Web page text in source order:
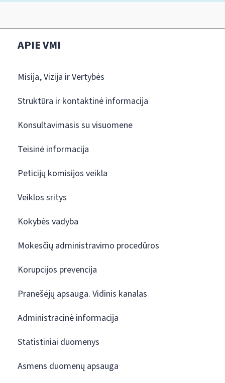
APIE VMI
Misija, Vizija ir Vertybės
Struktūra ir kontaktinė informacija
Konsultavimasis su visuomene
Teisinė informacija
Peticijų komisijos veikla
Veiklos sritys
Kokybės vadyba
Mokesčių administravimo procedūros
Korupcijos prevencija
Pranešėjų apsauga. Vidinis kanalas
Administracinė informacija
Statistiniai duomenys
Asmens duomenų apsauga